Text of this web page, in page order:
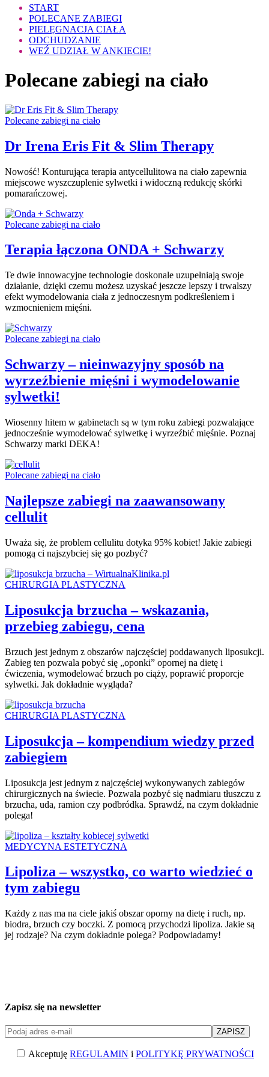
START
POLECANE ZABIEGI
PIELĘGNACJA CIAŁA
ODCHUDZANIE
WEŹ UDZIAŁ W ANKIECIE!
Polecane zabiegi na ciało
Polecane zabiegi na ciało
Dr Irena Eris Fit & Slim Therapy
Nowość! Konturująca terapia antycellulitowa na ciało zapewnia
miejscowe wyszczuplenie sylwetki i widoczną redukcję skórki
pomarańczowej.
Polecane zabiegi na ciało
Terapia łączona ONDA + Schwarzy
Te dwie innowacyjne technologie doskonale uzupełniają swoje
działanie, dzięki czemu możesz uzyskać jeszcze lepszy i trwalszy
efekt wymodelowania ciała z jednoczesnym podkreśleniem i
wzmocnieniem mięśni.
Polecane zabiegi na ciało
Schwarzy – nieinwazyjny sposób na
wyrzeźbienie mięśni i wymodelowanie
sylwetki!
Wiosenny hitem w gabinetach są w tym roku zabiegi pozwalające
jednocześnie wymodelować sylwetkę i wyrzeźbić mięśnie. Poznaj
Schwarzy marki DEKA!
Polecane zabiegi na ciało
Najlepsze zabiegi na zaawansowany
cellulit
Uważa się, że problem cellulitu dotyka 95% kobiet! Jakie zabiegi
pomogą ci najszybciej się go pozbyć?
CHIRURGIA PLASTYCZNA
Liposukcja brzucha – wskazania,
przebieg zabiegu, cena
Brzuch jest jednym z obszarów najczęściej poddawanych liposukcji.
Zabieg ten pozwala pobyć się „oponki” opornej na dietę i
ćwiczenia, wymodelować brzuch po ciąży, poprawić proporcje
sylwetki. Jak dokładnie wygląda?
CHIRURGIA PLASTYCZNA
Liposukcja – kompendium wiedzy przed
zabiegiem
Liposukcja jest jednym z najczęściej wykonywanych zabiegów
chirurgicznych na świecie. Pozwala pozbyć się nadmiaru tłuszczu z
brzucha, uda, ramion czy podbródka. Sprawdź, na czym dokładnie
polega!
MEDYCYNA ESTETYCZNA
Lipoliza – wszystko, co warto wiedzieć o
tym zabiegu
Każdy z nas ma na ciele jakiś obszar oporny na dietę i ruch, np.
biodra, brzuch czy boczki. Z pomocą przychodzi lipoliza. Jakie są
jej rodzaje? Na czym dokładnie polega? Podpowiadamy!
Zapisz się na newsletter
Akceptuję REGULAMIN i POLITYKĘ PRYWATNOŚCI